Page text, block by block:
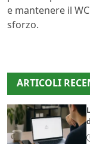
e mantenere il
sforzo.
ARTICOLI